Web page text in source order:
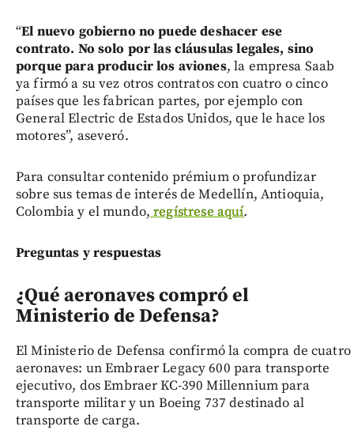
“El nuevo gobierno no puede deshacer ese
contrato. No solo por las cláusulas legales, sino
porque para producir los aviones, la empresa Saab
ya firmó a su vez otros contratos con cuatro o cinco
países que les fabrican partes, por ejemplo con
General Electric de Estados Unidos, que le hace los
motores”, aseveró.
Para consultar contenido prémium o profundizar
sobre sus temas de interés de Medellín, Antioquia,
Colombia y el mundo, regístrese aquí.
Preguntas y respuestas
¿Qué aeronaves compró el
Ministerio de Defensa?
El Ministerio de Defensa confirmó la compra de cuatro
aeronaves: un Embraer Legacy 600 para transporte
ejecutivo, dos Embraer KC-390 Millennium para
transporte militar y un Boeing 737 destinado al
transporte de carga.